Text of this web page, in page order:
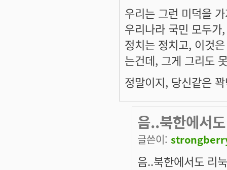
우리는 그런 미덕을
우리나라 국민 모두
정치는 정치고, 이것
는건데, 그게 그리도
정말이지, 당신같은
음..북한에서도
글쓴이:
음..북한에서도 리